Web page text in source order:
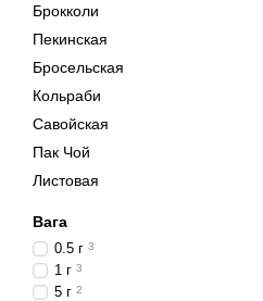
Брокколи
Пекинская
Бросельская
Кольраби
Савойская
Пак Чой
Листовая
Вага
0.5 г 3
1 г 3
5 г 2